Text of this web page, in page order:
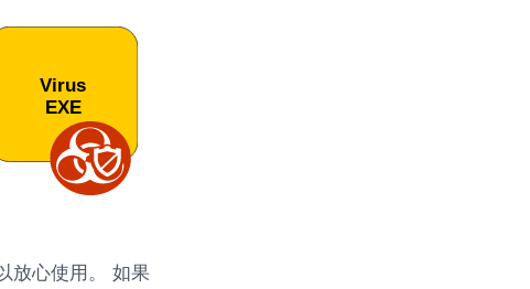
放心使用。 如果